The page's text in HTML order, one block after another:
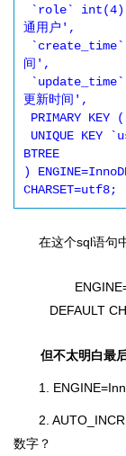
通用户',
间',
更新时间',
BTREE
)
CHARSET=utf8;
在这个sql语句
DEFAULT
但不太明白最
1.
2.
数字？